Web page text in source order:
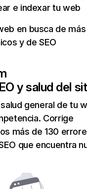
e indexar tu web
en busca de
y de SEO
y salud del
general de tu
Corrige
más de 130
que encuentra